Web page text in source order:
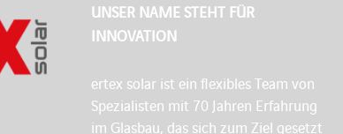
UNSER NAME STEHT FÜR
INNOVATION
ertex solar ist ein flexibles Team von
Spezialisten mit 70 Jahren Erfahrung
im Glasbau, das sich zum Ziel gesetzt